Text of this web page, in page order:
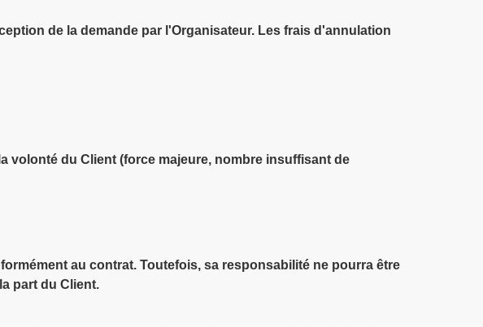
de la demande par l'Organisateur. Les frais d'annulation
volonté du Client (force majeure, nombre insuffisant de
au contrat. Toutefois, sa responsabilité ne pourra être
part du Client.